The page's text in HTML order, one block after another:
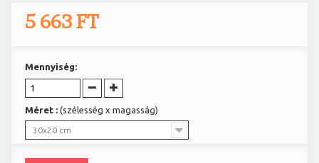
5 663 FT
Mennyiség:
Méret : (szélesség x magasság)
30x20 cm